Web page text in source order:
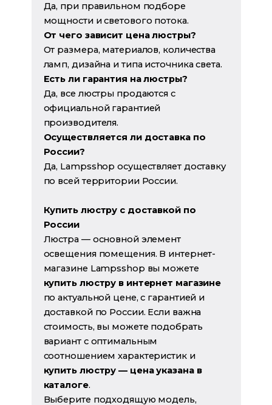
Да, при правильном подборе
мощности и светового потока.
От чего зависит цена люстры?
От размера, материалов, количества
ламп, дизайна и типа источника света.
Есть ли гарантия на люстры?
Да, все люстры продаются с
официальной гарантией
производителя.
Осуществляется ли доставка по
России?
Да, Lampsshop осуществляет доставку
по всей территории России.
Купить люстру с доставкой по
России
Люстра — основной элемент
освещения помещения. В интернет-
магазине Lampsshop вы можете
купить люстру в интернет магазине
по актуальной цене, с гарантией и
доставкой по России. Если важна
стоимость, вы можете подобрать
вариант с оптимальным
соотношением характеристик и
купить люстру — цена указана в
каталоге.
Выберите подходящую модель,